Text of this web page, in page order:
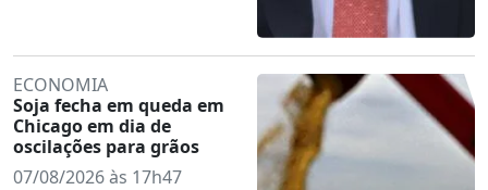
ECONOMIA
Soja fecha em queda em
Chicago em dia de
oscilações para grãos
07/08/2026 às 17h47